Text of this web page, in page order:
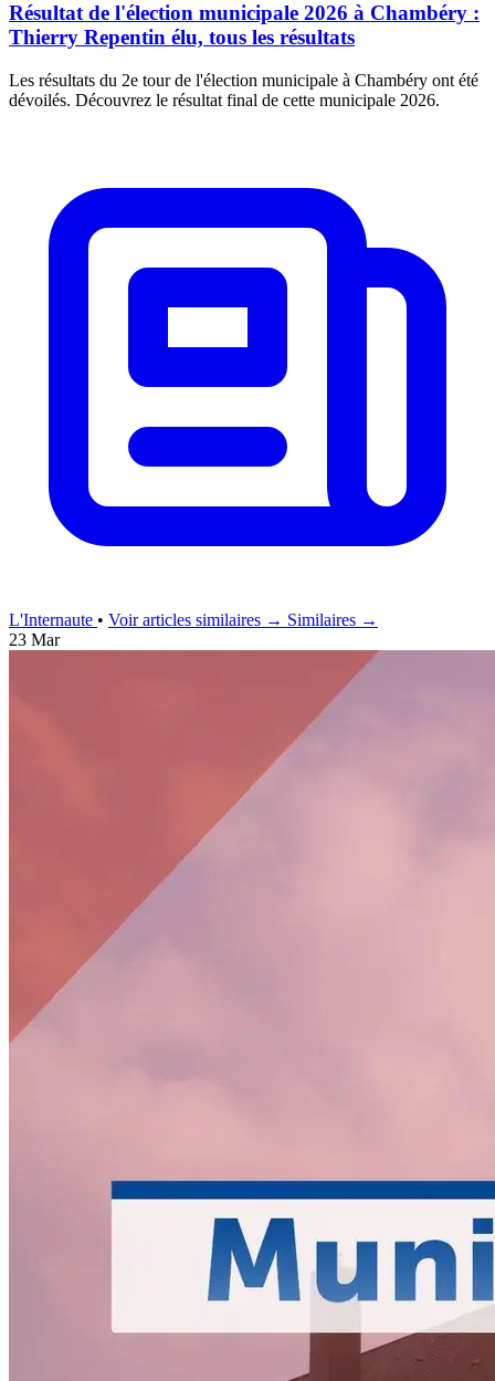
Résultat de l'élection municipale 2026 à Chambéry :
Thierry Repentin élu, tous les résultats
Les résultats du 2e tour de l'élection municipale à Chambéry ont été
dévoilés. Découvrez le résultat final de cette municipale 2026.
L'Internaute • Voir articles similaires → Similaires →
23 Mar